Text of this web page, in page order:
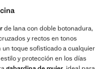
de lana con doble botonadura,
y rectos en tonos
toque sofisticado a cualquier
y protección en los días